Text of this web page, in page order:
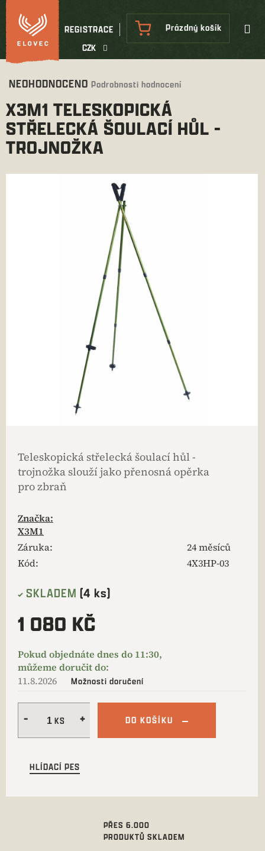
Přejít
na
obsah
CZK
REGISTRACE
NÁKUPNÍ
KOŠÍK
Prázdný košík
Průměrné
produktu
je
0,0
z
hvězdiček.
NEOHODNOCENO Podrobnosti hodnocení
X3M1 TELESKOPICKÁ
STŘELECKÁ ŠOULACÍ HŮL -
TROJNOŽKA
Teleskopická střelecká šoulací hůl -
trojnožka slouží jako přenosná opěrka
pro zbraň
Značka:
X3M1
Záruka:
24 měsíců
Kód:
4X3HP-03
SKLADEM (4 ks)
1 080 KČ
11.8.2026 Možnosti doručení
DO KOŠÍKU
HLÍDACÍ PES
PŘES 6.000
PRODUKTŮ SKLADEM